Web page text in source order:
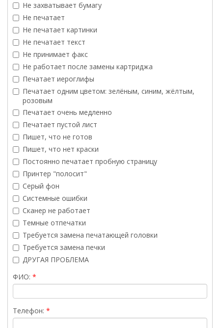
Не захватывает бумагу
Не печатает
Не печатает картинки
Не печатает текст
Не принимает факс
Не работает после замены картриджа
Печатает иероглифы
Печатает одним цветом: зелёным, синим, жёлтым,
розовым
Печатает очень медленно
Печатает пустой лист
Пишет, что не готов
Пишет, что нет краски
Постоянно печатает пробную страницу
Принтер "полосит"
Серый фон
Системные ошибки
Сканер не работает
Темные отпечатки
Требуется замена печатающей головки
Требуется замена печки
ДРУГАЯ ПРОБЛЕМА
ФИО:
Телефон: